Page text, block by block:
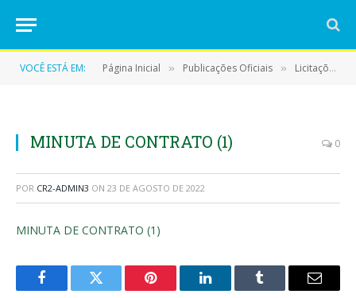
VOCÊ ESTÁ EM: Página Inicial » Publicações Oficiais » Licitações
MINUTA DE CONTRATO (1) 0
POR CR2-ADMIN3 ON 23 DE AGOSTO DE 2022
MINUTA DE CONTRATO (1)
FacebookTwitter Pinterest LinkedInTumblr
E-